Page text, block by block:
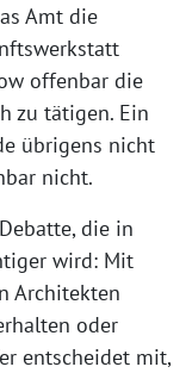
Amt die
offenbar die
zu tätigen. Ein
übrigens nicht
nicht.
die in
wird: Mit
Architekten
oder
entscheidet mit,